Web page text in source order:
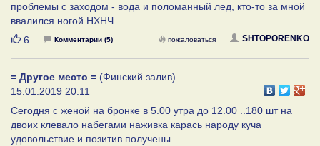
проблемы с заходом - вода и поломанный лед, кто-то за мной
ввалился ногой.НХНЧ.
Нравится
6 Комментарии (5) SHTOPORENKO
пожаловаться
= Другое место = (Финский залив)
15.01.2019 20:11
Сегодня с женой на бронке в 5.00 утра до 12.00 ..180 шт на
двоих клевало набегами наживка карась народу куча
удовольствие и позитив получены